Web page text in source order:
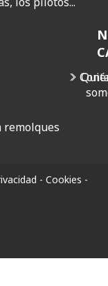
remolques
- Cookies -